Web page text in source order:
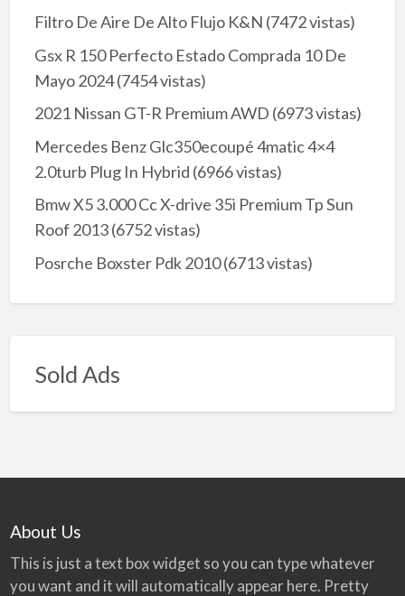
Filtro De Aire De Alto Flujo K&N (7472 vistas)
Gsx R 150 Perfecto Estado Comprada 10 De
Mayo 2024(7454 vistas)
2021 Nissan GT-R Premium AWD (6973 vistas)
Mercedes Benz Glc350ecoupé 4matic 4×4
2.0turb Plug In Hybrid (6966 vistas)
Bmw X5 3.000 Cc X-drive 35i Premium Tp Sun
Roof 2013(6752 vistas)
Posrche Boxster Pdk 2010(6713 vistas)
Sold Ads
About Us
This is just a text box widget so you can type whatever
you want and it will automatically appear here. Pretty